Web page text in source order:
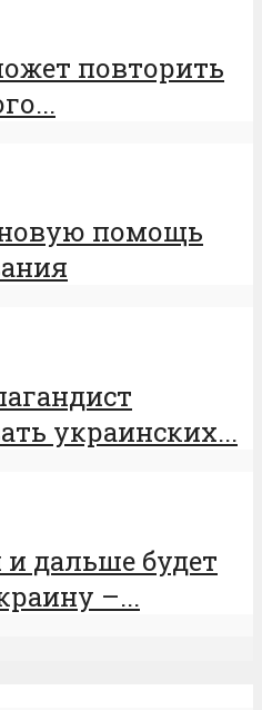
повторить
помощь
украинских...
дальше будет
–...